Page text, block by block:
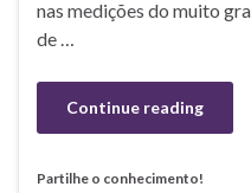
nas medições do muito
de …
Continue reading
Partilhe o conhecimento!